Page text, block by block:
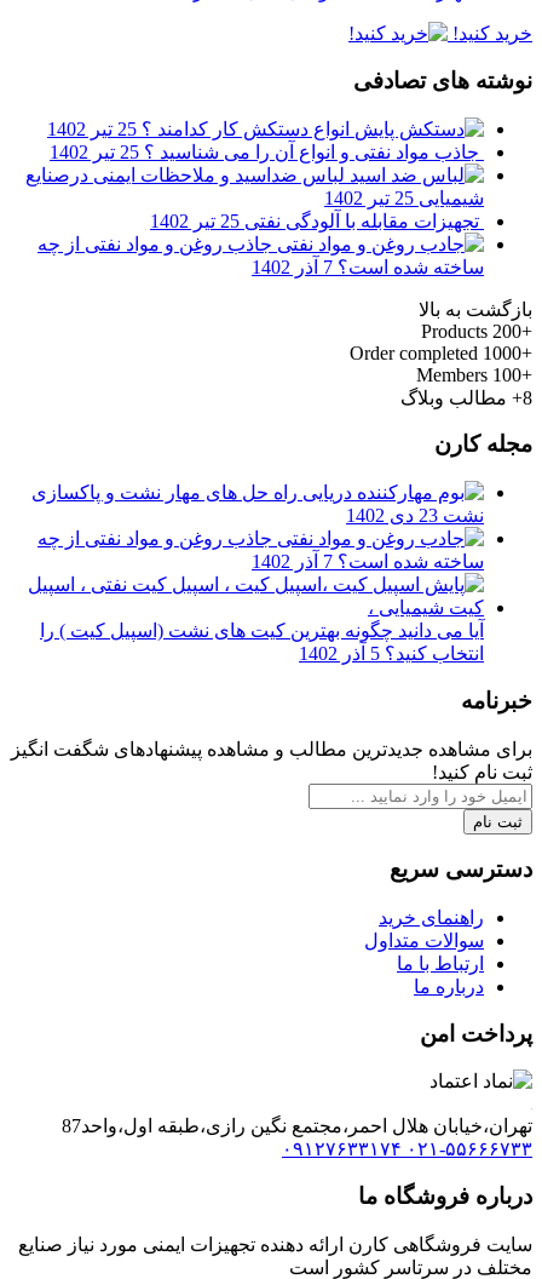
خرید کنید!
نوشته های تصادفی
انواع دستکش کار کدامند ؟ 25 تیر 1402
جاذب مواد نفتی و انواع آن را می شناسید ؟ 25 تیر 1402
لباس ضداسید و ملاحظات ایمنی درصنایع
شیمیایی 25 تیر 1402
تجهیزات مقابله با آلودگی نفتی 25 تیر 1402
جاذب روغن و مواد نفتی از چه
ساخته شده است؟ 7 آذر 1402
بازگشت به بالا
+200
Products
+1000
Order completed
+100
Members
8+
مطالب وبلاگ
مجله کارن
راه حل های مهار نشت و پاکسازی
نشت 23 دی 1402
جاذب روغن و مواد نفتی از چه
ساخته شده است؟ 7 آذر 1402
آیا می دانید چگونه بهترین کیت های نشت (اسپیل کیت ) را
انتخاب کنید؟ 5 آذر 1402
خبرنامه
برای مشاهده جدیدترین مطالب و مشاهده پیشنهادهای شگفت انگیز
ثبت نام کنید!
ثبت نام
دسترسی سریع
راهنمای خرید
سوالات متداول
ارتباط با ما
درباره ما
پرداخت امن
تهران،خیابان هلال احمر،مجتمع نگین رازی،طبقه اول،واحد87
۰۲۱-۵۵۶۶۶۷۳۳ ۰۹۱۲۷۶۳۳۱۷۴
درباره فروشگاه ما
سایت فروشگاهی کارن ارائه دهنده تجهیزات ایمنی مورد نیاز صنایع
مختلف در سرتاسر کشور است